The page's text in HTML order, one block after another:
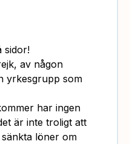
sidor!
av någon
yrkesgrupp som
har ingen
är inte troligt att
löner om